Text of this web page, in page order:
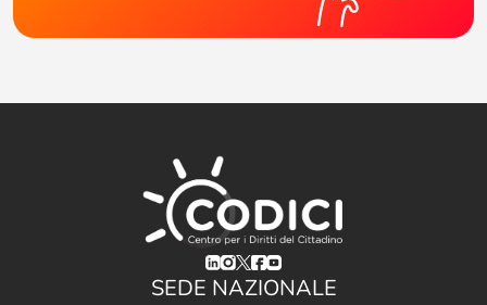
(opens in a new tab)
(opens in a new tab)
(opens in a new tab)
(opens in a new tab)
(opens in a new tab)
SEDE NAZIONALE